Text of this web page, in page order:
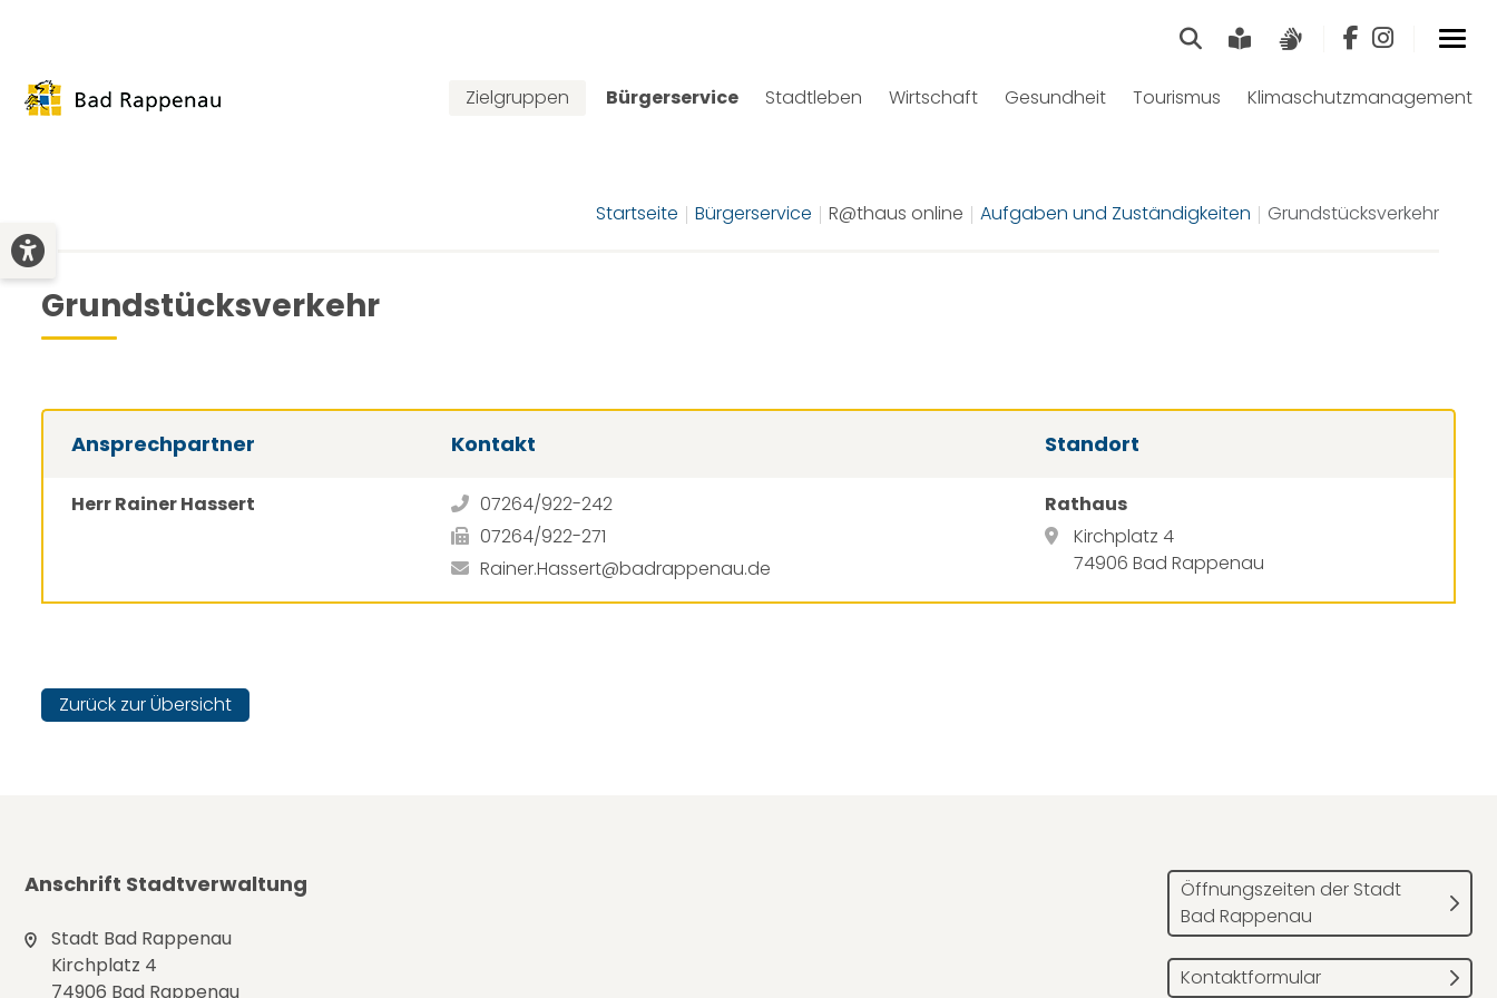
SucheLeichte Sprache
Zielgruppen Bürgerservice Stadtleben Wirtschaft Gesundheit Tourismus Klimaschutzmanagement
Startseite Bürgerservice R@thaus online Aufgaben und Zuständigkeiten Grundstücksverkehr
Grundstücksverkehr
Ansprechpartner Kontakt Standort
Herr Rainer Hassert
07264/922-242
07264/922-271
Rainer.Hassert@badrappenau.de
Rathaus
Kirchplatz 4
74906 Bad Rappenau
Zurück zur Übersicht
Anschrift Stadtverwaltung
Stadt Bad Rappenau
Kirchplatz 4
74906 Bad Rappenau
Öffnungszeiten der Stadt
Bad Rappenau
Kontaktformular